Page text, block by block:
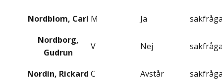
Nordblom, Carl M Ja
Nordborg,
Gudrun
V Nej
Nordin, Rickard C Avstår